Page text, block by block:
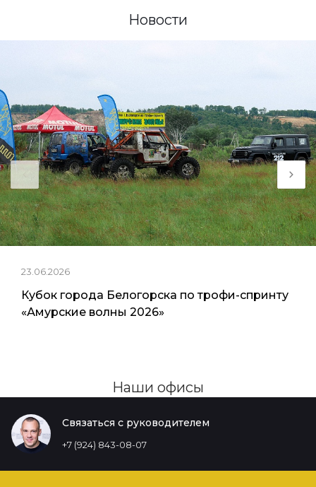
Новости
23.06.2026
Кубок города Белогорска по трофи-спринту
«Амурские волны 2026»
Наши офисы
Связаться с руководителем
+7 (924) 843-08-07